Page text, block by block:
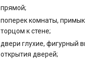
прямой;
поперек комнаты,
торцом к стене;
двери глухие, фигурный
открытия дверей;